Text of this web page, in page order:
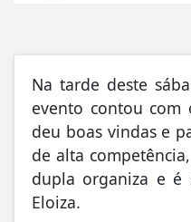
Na tarde deste
evento contou com
deu boas vindas e
de alta
dupla organiza e é
Eloiza.